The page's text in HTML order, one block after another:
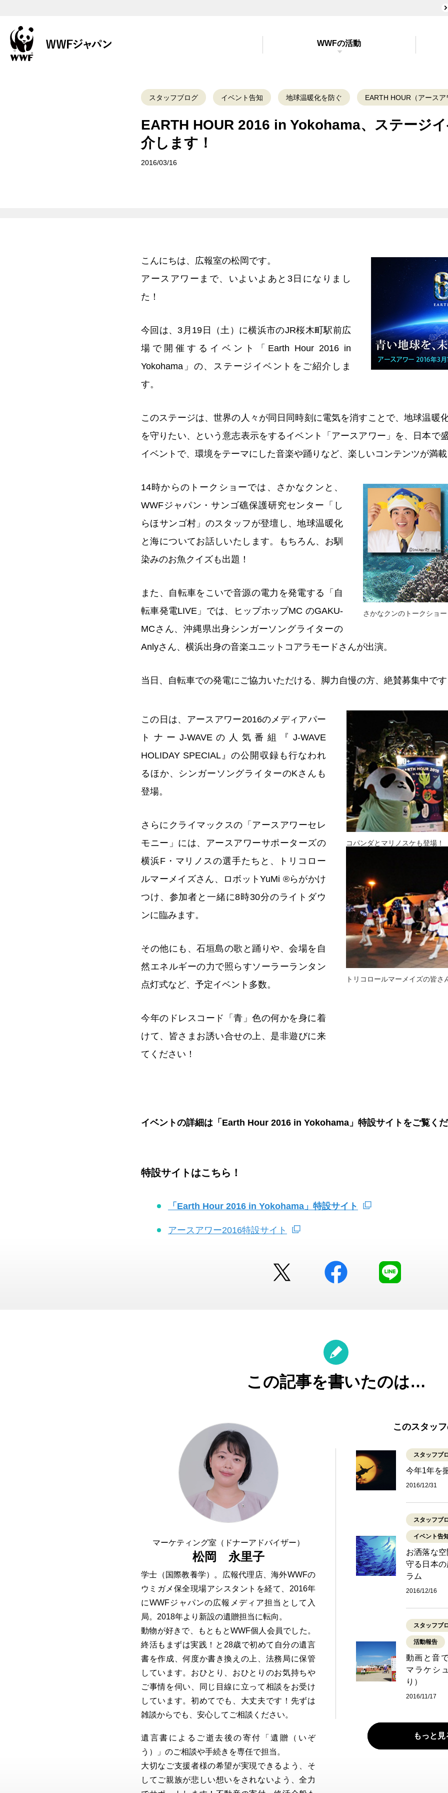
WWFの活動
スタッフブログ イベント告知 地球温暖化を防ぐ EARTH HOUR（アースア
EARTH HOUR 2016 in Yokohama、ステージ
介します！
2016/03/16
こんにちは、広報室の松岡です。
アースアワーまで、いよいよあと3日になりまし
た！
今回は、3月19日（土）に横浜市のJR桜木町駅前広
場で開催するイベント「Earth Hour 2016 in
Yokohama」の、ステージイベントをご紹介しま
す。
このステージは、世界の人々が同日同時刻に電気を消すことで、地球温暖
を守りたい、という意志表示をするイベント「アースアワー」を、日本で
イベントで、環境をテーマにした音楽や踊りなど、楽しいコンテンツが満
さかなクンのトークショ
14時からのトークショーでは、さかなクンと、
WWFジャパン・サンゴ礁保護研究センター「し
らほサンゴ村」のスタッフが登壇し、地球温暖化
と海についてお話しいたします。もちろん、お馴
染みのお魚クイズも出題！
また、自転車をこいで音源の電力を発電する「自
転車発電LIVE」では、ヒップホップMC のGAKU-
MCさん、沖縄県出身シンガーソングライターの
Anlyさん、横浜出身の音楽ユニットコアラモードさんが出演。
当日、自転車での発電にご協力いただける、脚力自慢の方、絶賛募集中で
この日は、アースアワー2016のメディアパー
トナーJ-WAVEの人気番組『J-WAVE
HOLIDAY SPECIAL』の公開収録も行なわれ
るほか、シンガーソングライターのKさんも
登場。
さらにクライマックスの「アースアワーセレ
モニー」には、アースアワーサポーターズの
横浜F・マリノスの選手たちと、トリコロー
ルマーメイズさん、ロボットYuMi ®らがかけ
つけ、参加者と一緒に8時30分のライトダウ
ンに臨みます。
その他にも、石垣島の歌と踊りや、会場を自
然エネルギーの力で照らすソーラーランタン
点灯式など、予定イベント多数。
今年のドレスコード「青」色の何かを身に着
けて、皆さまお誘い合せの上、是非遊びに来
てください！
コパンダとマリノスケも登場！
トリコロールマーメイズの皆さ
イベントの詳細は「Earth Hour 2016 in Yokohama」特設サイトをご覧く
特設サイトはこちら！
「Earth Hour 2016 in Yokohama」特設サイト
アースアワー2016特設サイト
facebook
この記事を書いたのは…
マーケティング室（ドナーアドバイザー）
松岡 永里子
学士（国際教養学）。広報代理店、海外WWFの
ウミガメ保全現場アシスタントを経て、2016年
にWWFジャパンの広報メディア担当として入
局。2018年より新設の遺贈担当に転向。
動物が好きで、もともとWWF個人会員でした。
終活もまずは実践！と28歳で初めて自分の遺言
書を作成、何度か書き換えの上、法務局に保管
しています。おひとり、おひとりのお気持ちや
ご事情を伺い、同じ目線に立って相談をお受け
しています。初めてでも、大丈夫です！先ずは
雑談からでも、安心してご相談ください。
遺言書によるご逝去後の寄付「遺贈（いぞ
う）」のご相談や手続きを専任で担当。
大切なご支援者様の希望が実現できるよう、そ
してご親族が悲しい想いをされないよう、全力
このスタッ
スタッフブ
今年1年を
2016/12/31
スタッフブ
イベント告
お洒落な
守る日本
ラム
2016/12/16
スタッフブ
活動報告
動画と音
マラケシ
り）
2016/11/17
もっと見